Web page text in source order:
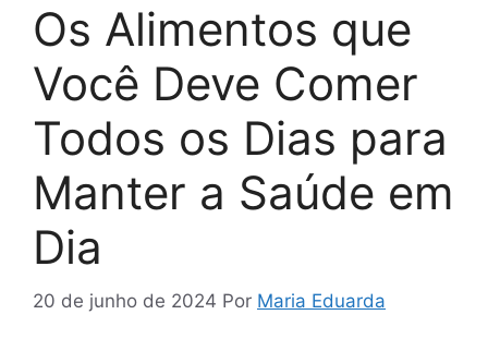
Os Alimentos que
Você Deve Comer
Todos os Dias para
Manter a Saúde em
Dia
20 de junho de 2024 Por Maria Eduarda